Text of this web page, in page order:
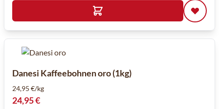
Danesi Kaffeebohnen oro (1kg)
24,95 €/kg
24,95 €